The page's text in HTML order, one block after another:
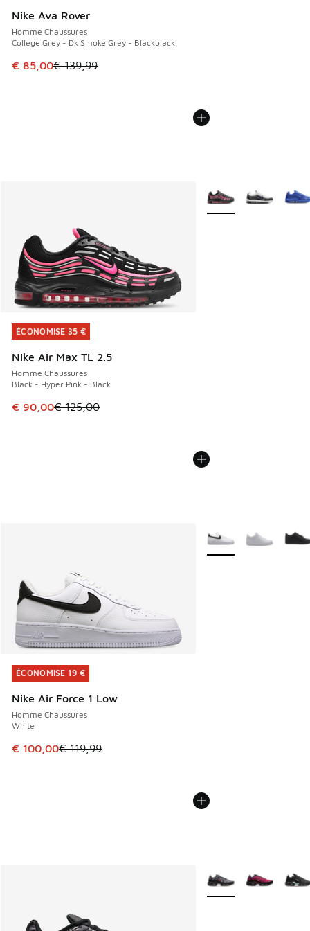
Nike Ava Rover
Homme Chaussures
College Grey - Dk Smoke Grey - Blackblack
Cet article est en promotion. Prix en baisse de € 139,99 à
€ 85,00€ 139,99
ÉCONOMISE 35 €
Nike Air Max TL 2.5
Homme Chaussures
Black - Hyper Pink - Black
Cet article est en promotion. Prix en baisse de € 125,00
€ 90,00€ 125,00
ÉCONOMISE 35 €
Plus de couleurs
ÉCONOMISE 19 €
Nike Air Force 1 Low
Homme Chaussures
White
Cet article est en promotion. Prix en baisse de € 119,99 à
€ 100,00€ 119,99
ÉCONOMISE 19 €
Plus de couleurs
Plus de couleurs